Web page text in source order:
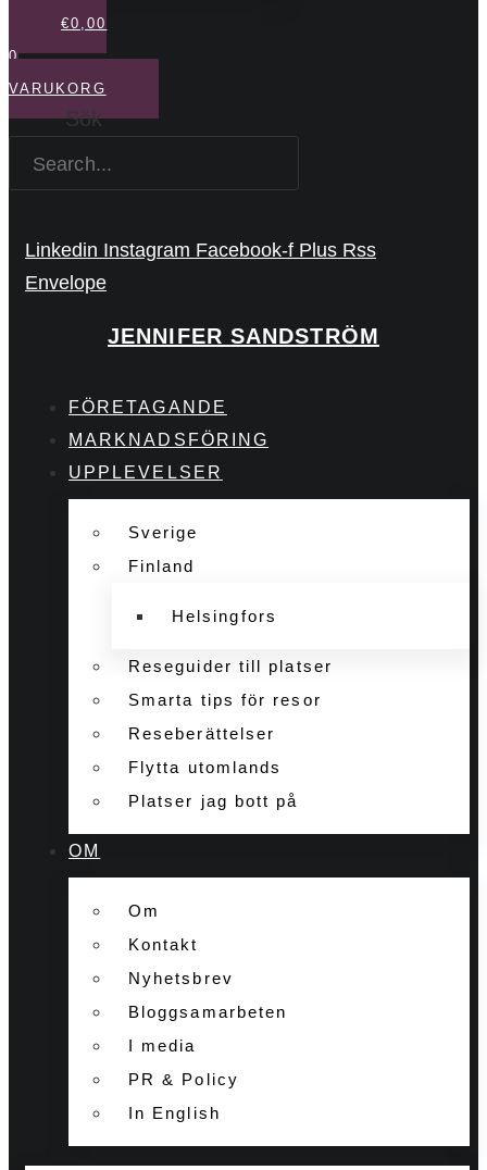
€0,00
0
VARUKORG
Sök
Linkedin Instagram Facebook-f Plus Rss
Envelope
JENNIFER SANDSTRÖM
FÖRETAGANDE
MARKNADSFÖRING
UPPLEVELSER
Sverige
Finland
Helsingfors
Reseguider till platser
Smarta tips för resor
Reseberättelser
Flytta utomlands
Platser jag bott på
OM
Om
Kontakt
Nyhetsbrev
Bloggsamarbeten
I media
PR & Policy
In English